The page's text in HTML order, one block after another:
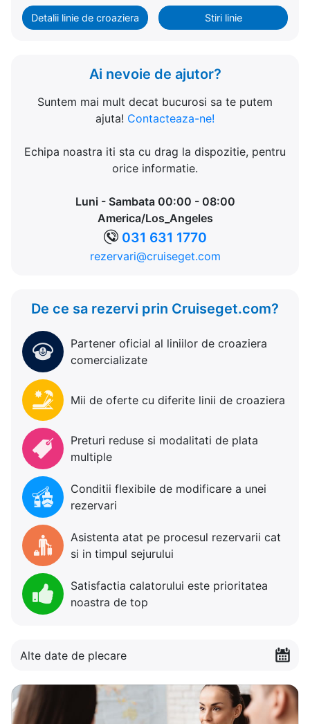
Detalii linie de croaziera Stiri linie
Ai nevoie de ajutor?
Suntem mai mult decat bucurosi sa te putem
ajuta! Contacteaza-ne!
Echipa noastra iti sta cu drag la dispozitie, pentru
orice informatie.
Luni - Sambata 00:00 - 08:00
America/Los_Angeles
031 631 1770
rezervari@cruiseget.com
De ce sa rezervi prin Cruiseget.com?
Partener oficial al liniilor de croaziera
comercializate
Mii de oferte cu diferite linii de croaziera
Preturi reduse si modalitati de plata
multiple
Conditii flexibile de modificare a unei
rezervari
Asistenta atat pe procesul rezervarii cat
si in timpul sejurului
Satisfactia calatorului este prioritatea
noastra de top
Alte date de plecare